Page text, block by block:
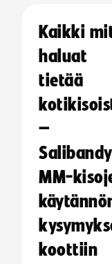
Kaikki
haluat
tietää
–
MM-
koottiin